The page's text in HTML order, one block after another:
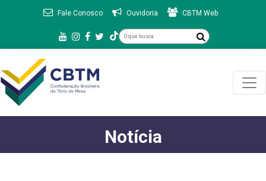
Fale Conosco Ouvidoria CBTM Web
Notícia